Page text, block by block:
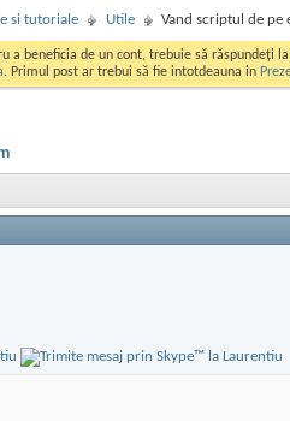
si tutoriale Utile Vand scriptul de
a beneficia de un cont, trebuie să răspundeți
. Primul post ar trebui să fie intotdeauna in